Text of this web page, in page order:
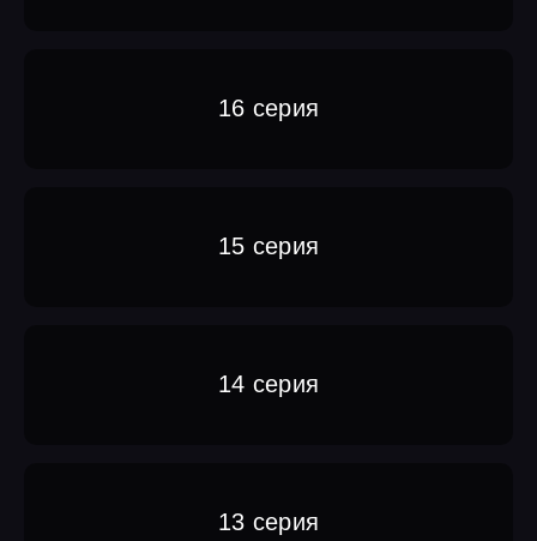
16 серия
15 серия
14 серия
13 серия